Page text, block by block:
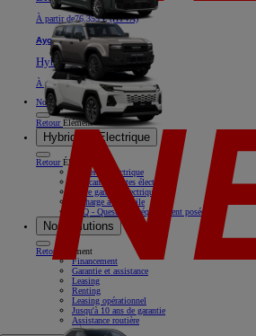
À partir de76.355 € (HTVA)
Aygo X
Hybride
À partir de18.769 € (HTVA)
Nos offres
RetourÉlément
Hybride & Electrique
RetourÉlément
Rouler en électrique
Nos camionnettes électriques
Notre gamme électrique
Recharge à domicile
FAQ - Questions fréquemment posées
Nos solutions
Retour
Élément
Financement
Garantie et assistance
Leasing
Renting
Leasing opérationnel
Jusqu'à 10 ans de garantie
Assistance routière